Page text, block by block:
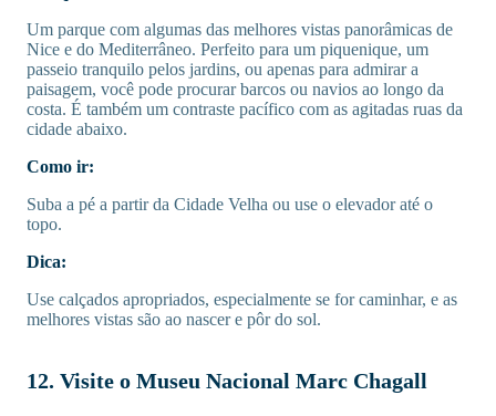
Um parque com algumas das melhores vistas panorâmicas de
Nice e do Mediterrâneo. Perfeito para um piquenique, um
passeio tranquilo pelos jardins, ou apenas para admirar a
paisagem, você pode procurar barcos ou navios ao longo da
costa. É também um contraste pacífico com as agitadas ruas da
cidade abaixo.
Como ir:
Suba a pé a partir da Cidade Velha ou use o elevador até o
topo.
Dica:
Use calçados apropriados, especialmente se for caminhar, e as
melhores vistas são ao nascer e pôr do sol.
12. Visite o Museu Nacional Marc Chagall